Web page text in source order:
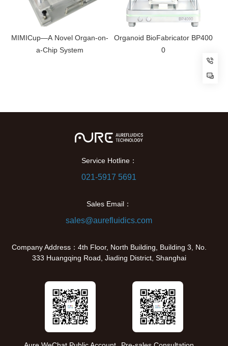
MIMICup—A Novel Organ-on-
a-Chip System
Organoid BioFabricator BP400
0
Service Hotline：
021-5917 5691
Sales Email：
sales@aurefluidics.com
Company Address：4th Floor, North Building, Building 3, No.
333 Huangqing Road, Jiading District, Shanghai